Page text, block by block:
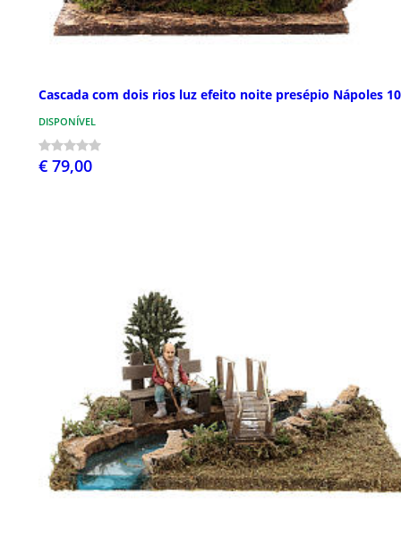
Cascada com dois rios luz efeito noite presépio Nápoles
DISPONÍVEL
€ 79,00